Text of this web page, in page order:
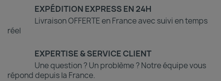
EXPÉDITION EXPRESS EN 24H
Livraison OFFERTE en France avec suivi en temps
réel
EXPERTISE & SERVICE CLIENT
Une question ? Un problème ? Notre équipe vous
répond depuis la France.